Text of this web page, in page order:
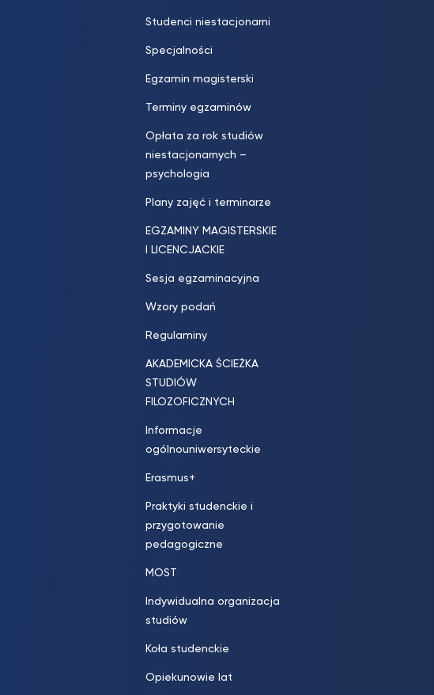
Studenci niestacjonarni
Specjalności
Egzamin magisterski
Terminy egzaminów
Opłata za rok studiów
niestacjonarnych –
psychologia
Plany zajęć i terminarze
EGZAMINY MAGISTERSKIE
I LICENCJACKIE
Sesja egzaminacyjna
Wzory podań
Regulaminy
AKADEMICKA ŚCIEŻKA
STUDIÓW
FILOZOFICZNYCH
Informacje
ogólnouniwersyteckie
Erasmus+
Praktyki studenckie i
przygotowanie
pedagogiczne
MOST
Indywidualna organizacja
studiów
Koła studenckie
Opiekunowie lat